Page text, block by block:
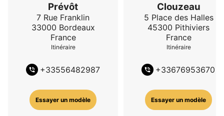
Prévôt
7 Rue Franklin
33000 Bordeaux
France
Itinéraire
+33556482987
Essayer un modèle
Clouzeau
5 Place des Halles
45300 Pithiviers
France
Itinéraire
+33676953670
Essayer un modèle